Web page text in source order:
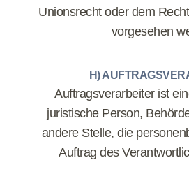
Unionsrecht oder dem
vorgesehen
H)
Auftragsverarbeiter ist
juristische Person,
andere Stelle, die
Auftrag des